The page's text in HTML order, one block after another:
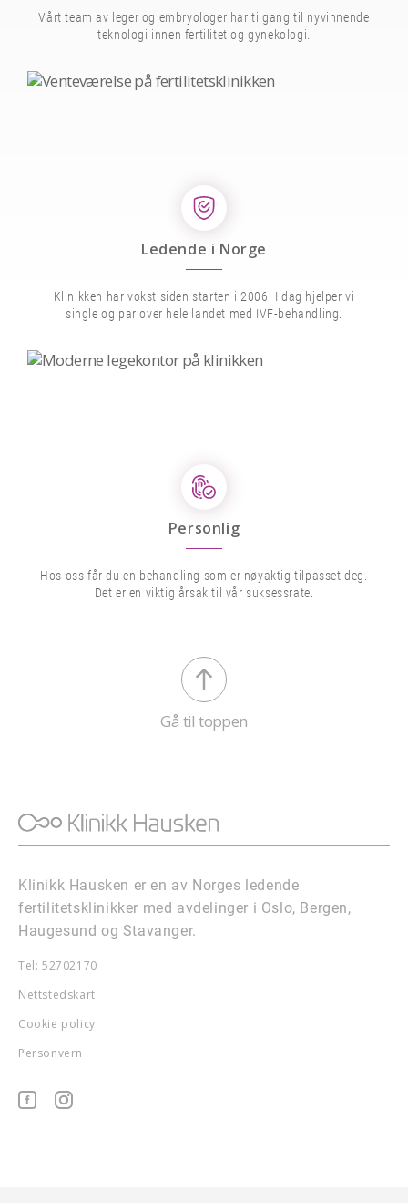
Vårt team av leger og embryologer har tilgang til nyvinnende
teknologi innen fertilitet og gynekologi.
Ledende i Norge
Klinikken har vokst siden starten i 2006. I dag hjelper vi
single og par over hele landet med IVF-behandling.
Personlig
Hos oss får du en behandling som er nøyaktig tilpasset deg.
Det er en viktig årsak til vår suksessrate.
Gå til toppen
Klinikk Hausken er en av Norges ledende
fertilitetsklinikker med avdelinger i Oslo, Bergen,
Haugesund og Stavanger.
Tel: 52702170
Nettstedskart
Cookie policy
Personvern